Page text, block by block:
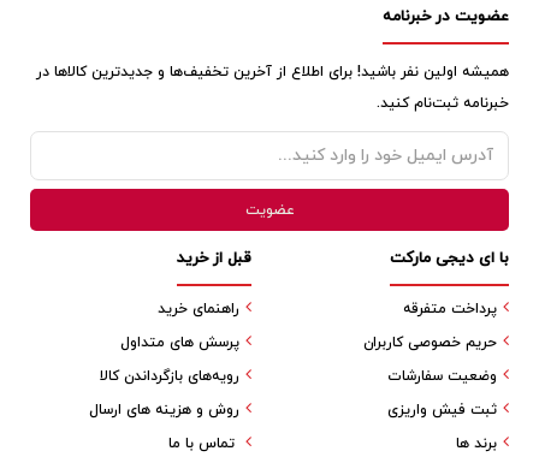
عضویت در خبرنامه
همیشه اولین نفر باشید! برای اطلاع از آخرین تخفیف‌ها و جدیدترین کالاها در
خبرنامه ثبت‌نام کنید.
قبل از خرید
راهنمای خرید
پرسش های متداول
رویه‌های بازگرداندن کالا
روش و هزینه های ارسال
تماس با ما
با ای دیجی مارکت
پرداخت متفرقه
حریم خصوصی کاربران
وضعیت سفارشات
ثبت فیش واریزی
برند ها